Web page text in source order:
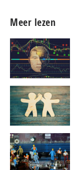
Meer lezen